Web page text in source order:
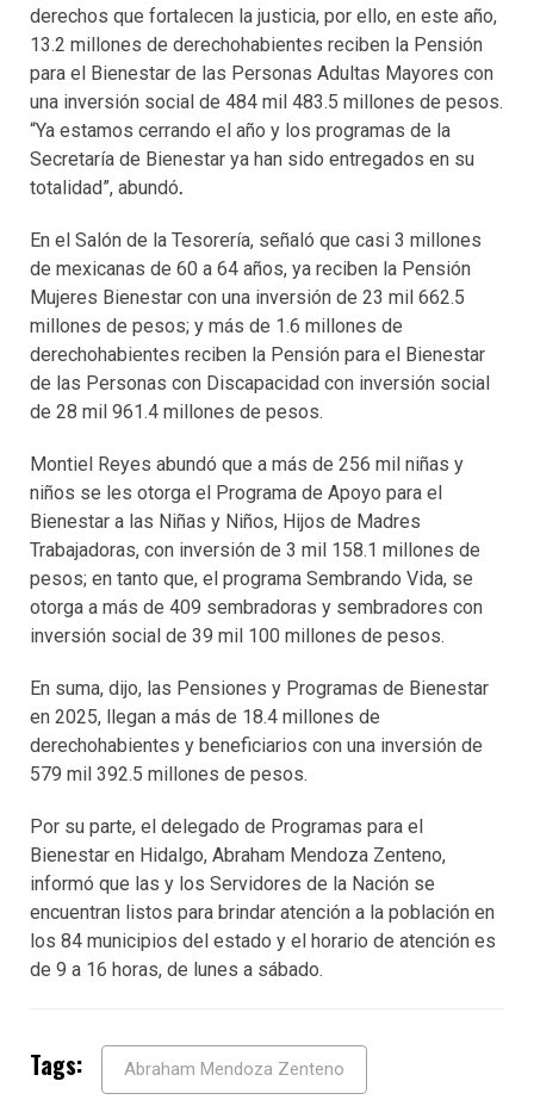
derechos que fortalecen la justicia, por ello, en este año,
13.2 millones de derechohabientes reciben la Pensión
para el Bienestar de las Personas Adultas Mayores con
una inversión social de 484 mil 483.5 millones de pesos.
“Ya estamos cerrando el año y los programas de la
Secretaría de Bienestar ya han sido entregados en su
totalidad”, abundó.
En el Salón de la Tesorería, señaló que casi 3 millones
de mexicanas de 60 a 64 años, ya reciben la Pensión
Mujeres Bienestar con una inversión de 23 mil 662.5
millones de pesos; y más de 1.6 millones de
derechohabientes reciben la Pensión para el Bienestar
de las Personas con Discapacidad con inversión social
de 28 mil 961.4 millones de pesos.
Montiel Reyes abundó que a más de 256 mil niñas y
niños se les otorga el Programa de Apoyo para el
Bienestar a las Niñas y Niños, Hijos de Madres
Trabajadoras, con inversión de 3 mil 158.1 millones de
pesos; en tanto que, el programa Sembrando Vida, se
otorga a más de 409 sembradoras y sembradores con
inversión social de 39 mil 100 millones de pesos.
En suma, dijo, las Pensiones y Programas de Bienestar
en 2025, llegan a más de 18.4 millones de
derechohabientes y beneficiarios con una inversión de
579 mil 392.5 millones de pesos.
Por su parte, el delegado de Programas para el
Bienestar en Hidalgo, Abraham Mendoza Zenteno,
informó que las y los Servidores de la Nación se
encuentran listos para brindar atención a la población en
los 84 municipios del estado y el horario de atención es
de 9 a 16 horas, de lunes a sábado.
Tags: Abraham Mendoza Zenteno